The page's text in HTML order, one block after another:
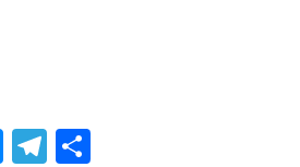
Messenger
Telegram